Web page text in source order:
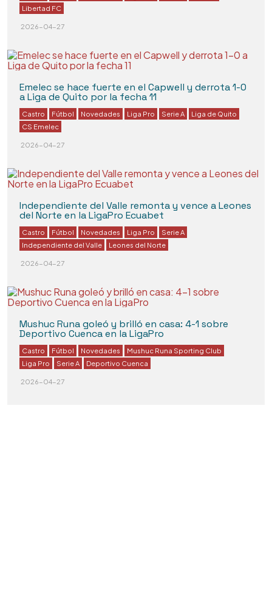
Libertad FC
2026-04-27
Emelec se hace fuerte en el Capwell y derrota 1-0
a Liga de Quito por la fecha 11
Castro Fútbol Novedades Liga Pro Serie A
Liga de Quito
CS Emelec
2026-04-27
Independiente del Valle remonta y vence a Leones
del Norte en la LigaPro Ecuabet
Castro Fútbol Novedades Liga Pro
Serie A
Independiente del Valle
Leones del Norte
2026-04-27
Mushuc Runa goleó y brilló en casa: 4-1 sobre
Deportivo Cuenca en la LigaPro
Castro Fútbol Novedades
Mushuc Runa Sporting Club
Liga Pro
Serie A Deportivo Cuenca
2026-04-27